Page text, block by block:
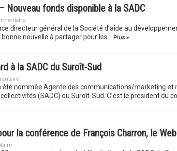
Nouveau fonds disponible à la SADC
directeur général de la Société d’aide au
nouvelle à partager pour les…
Plus »
à la SADC du Suroît-Sud
été nommée Agente des communications/marketing et
(SADC) du Suroît-Sud. C’est le président du
la conférence de François Charron, le